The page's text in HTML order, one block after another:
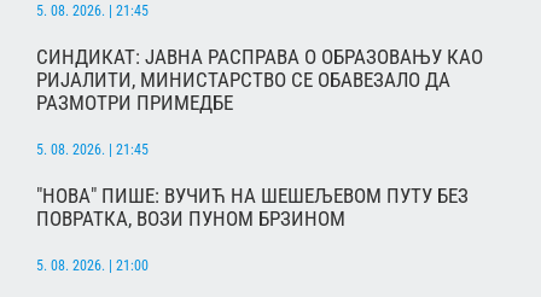
5. 08. 2026. | 21:45
СИНДИКАТ: ЈАВНА РАСПРАВА О ОБРАЗОВАЊУ КАО
РИЈАЛИТИ, МИНИСТАРСТВО СЕ ОБАВЕЗАЛО ДА
РАЗМОТРИ ПРИМЕДБЕ
5. 08. 2026. | 21:45
"НОВА" ПИШЕ: ВУЧИЋ НА ШЕШЕЉЕВОМ ПУТУ БЕЗ
ПОВРАТКА, ВОЗИ ПУНОМ БРЗИНОМ
5. 08. 2026. | 21:00